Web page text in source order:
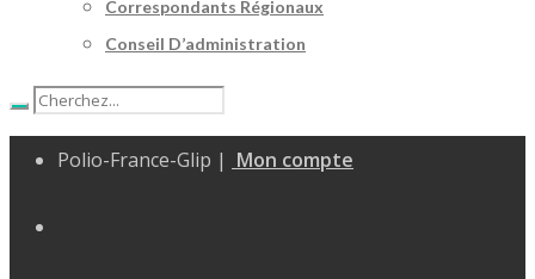
Correspondants Régionaux
Conseil D’administration
Polio-France-Glip | Mon compte